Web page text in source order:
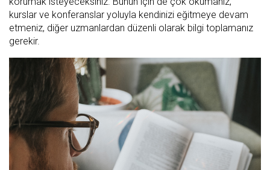
kurslar ve konferanslar yoluyla kendinizi eğitmeye devam
etmeniz, diğer uzmanlardan düzenli olarak bilgi toplamanız
gerekir.